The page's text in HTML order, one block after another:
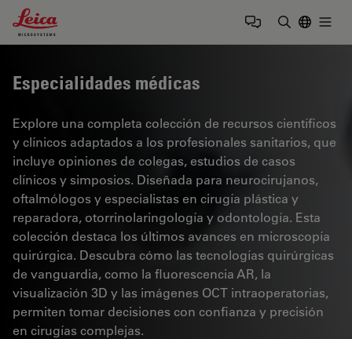
Leica Microsystems Logo
Especialidades médicas
Explore una completa colección de recursos científicos
y clínicos adaptados a los profesionales sanitarios, que
incluye opiniones de colegas, estudios de casos
clínicos y simposios. Diseñada para neurocirujanos,
oftalmólogos y especialistas en cirugía plástica y
reparadora, otorrinolaringología y odontología. Esta
colección destaca los últimos avances en microscopía
quirúrgica. Descubra cómo las tecnologías quirúrgicas
de vanguardia, como la fluorescencia AR, la
visualización 3D y las imágenes OCT intraoperatorias,
permiten tomar decisiones con confianza y precisión
en cirugías complejas.